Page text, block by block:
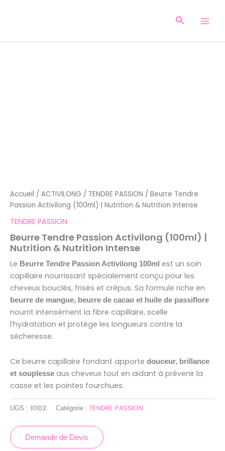
Accueil / ACTIVILONG / TENDRE PASSION / Beurre Tendre
Passion Activilong (100ml) | Nutrition & Nutrition Intense
TENDRE PASSION
Beurre Tendre Passion Activilong (100ml) |
Nutrition & Nutrition Intense
Le Beurre Tendre Passion Activilong 100ml est un soin
capillaire nourrissant spécialement conçu pour les
cheveux bouclés, frisés et crépus. Sa formule riche en
beurre de mangue, beurre de cacao et huile de passiflore
nourrit intensément la fibre capillaire, scelle
l’hydratation et protège les longueurs contre la
sécheresse.
Ce beurre capillaire fondant apporte douceur, brillance
et souplesse aux cheveux tout en aidant à prévenir la
casse et les pointes fourchues.
UGS : 10102 Catégorie : TENDRE PASSION
Demande de Devis